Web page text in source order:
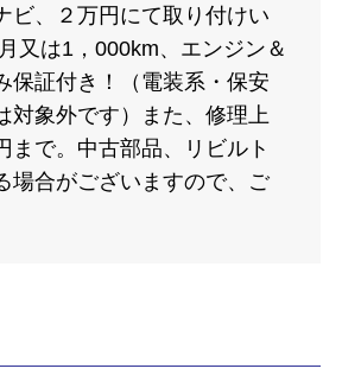
ビ、２万円にて取り付けい
又は1，000km、エンジン＆
保証付き！（電装系・保安
対象外です）また、修理上
まで。中古部品、リビルト
場合がございますので、ご